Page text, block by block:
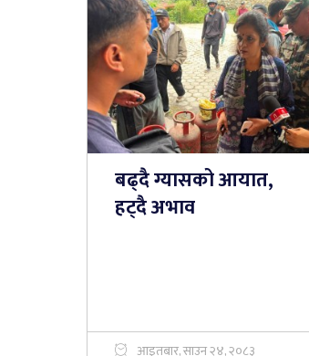
बढ्दै ग्यासको आयात,
हट्दै अभाव
आइतबार, साउन २४, २०८३